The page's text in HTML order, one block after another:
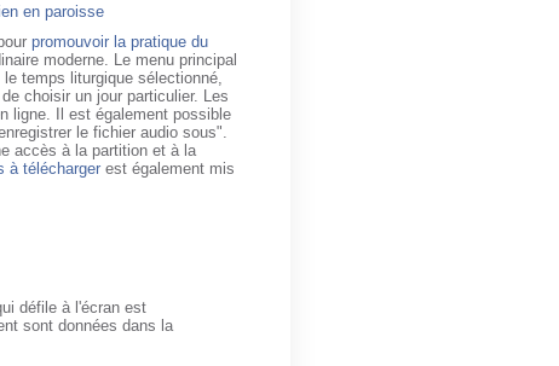
en paroisse
promouvoir la pratique du
moderne. Le menu principal
temps liturgique sélectionné,
choisir un jour particulier. Les
ligne. Il est également possible
le fichier audio sous".
accès à la partition et à la
à télécharger est également mis
défile à l'écran est
sont données dans la